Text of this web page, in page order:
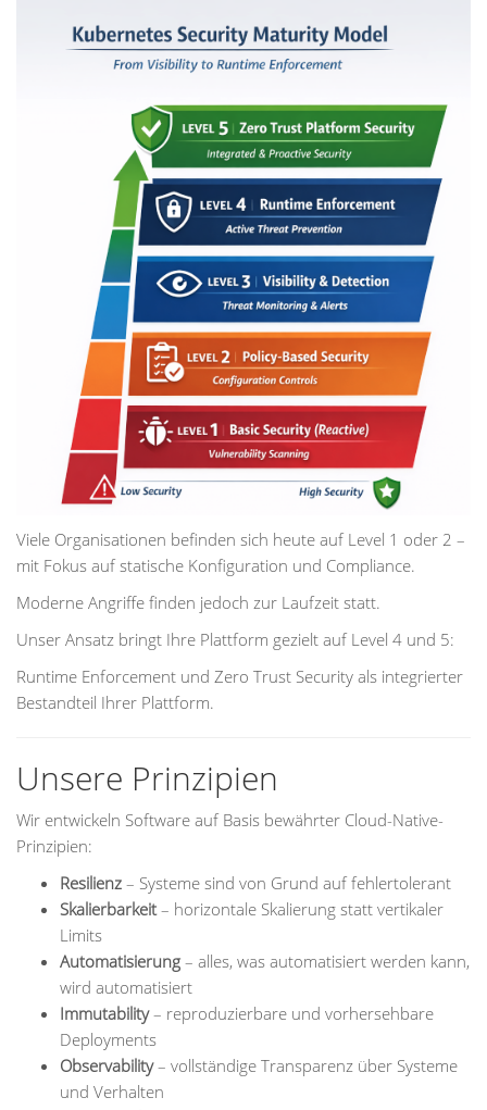
Viele Organisationen befinden sich heute auf Level 1 oder 2 –
mit Fokus auf statische Konfiguration und Compliance.
Moderne Angriffe finden jedoch zur Laufzeit statt.
Unser Ansatz bringt Ihre Plattform gezielt auf Level 4 und 5:
Runtime Enforcement und Zero Trust Security als integrierter
Bestandteil Ihrer Plattform.
Unsere Prinzipien
Wir entwickeln Software auf Basis bewährter Cloud-Native-
Prinzipien:
Resilienz – Systeme sind von Grund auf fehlertolerant
Skalierbarkeit – horizontale Skalierung statt vertikaler
Limits
Automatisierung – alles, was automatisiert werden kann,
wird automatisiert
Immutability– reproduzierbare und vorhersehbare
Deployments
Observability– vollständige Transparenz über Systeme
und Verhalten